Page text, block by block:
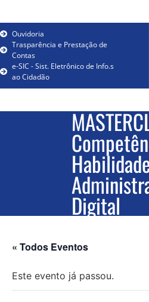
Ouvidoria
Trasparência e Prestação de
Contas
e-SIC - Sist. Eletrônico de Info.s
ao Cidadão
Digital
« Todos Eventos
Este evento já passou.